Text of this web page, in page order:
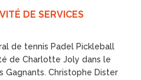
DE SERVICES
de tennis Padel Pickleball
de Charlotte Joly dans le
Gagnants. Christophe Dister